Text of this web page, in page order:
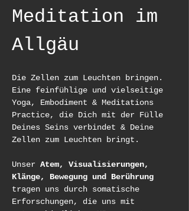
Meditation im
Allgäu
Die Zellen zum Leuchten bringen.
Eine feinfühlige und vielseitige
Yoga, Embodiment & Meditations
Practice, die Dich mit der Fülle
Deines Seins verbindet & Deine
Zellen zum Leuchten bringt.
Unser Atem, Visualisierungen,
Klänge, Bewegung und Berührung
tragen uns durch somatische
Erforschungen, die uns mit